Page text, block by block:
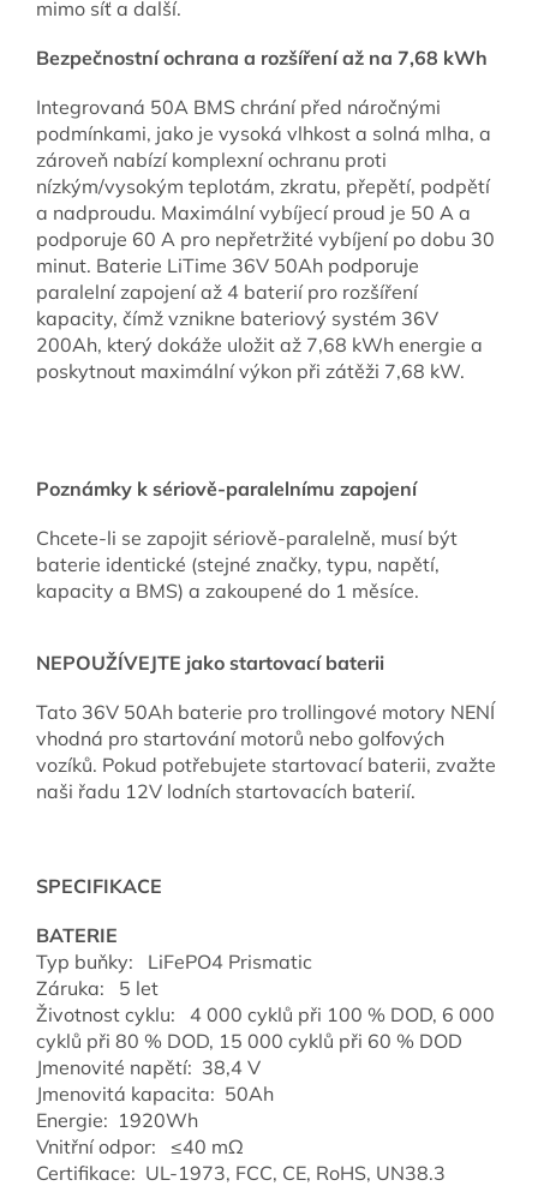
mimo síť a další.
Bezpečnostní ochrana a rozšíření až na 7,68 kWh
Integrovaná 50A BMS chrání před náročnými
podmínkami, jako je vysoká vlhkost a solná mlha, a
zároveň nabízí komplexní ochranu proti
nízkým/vysokým teplotám, zkratu, přepětí, podpětí
a nadproudu. Maximální vybíjecí proud je 50 A a
podporuje 60 A pro nepřetržité vybíjení po dobu 30
minut. Baterie LiTime 36V 50Ah podporuje
paralelní zapojení až 4 baterií pro rozšíření
kapacity, čímž vznikne bateriový systém 36V
200Ah, který dokáže uložit až 7,68 kWh energie a
poskytnout maximální výkon při zátěži 7,68 kW.
Poznámky k sériově-paralelnímu zapojení
Chcete-li se zapojit sériově-paralelně, musí být
baterie identické (stejné značky, typu, napětí,
kapacity a BMS) a zakoupené do 1 měsíce.
NEPOUŽÍVEJTE jako startovací baterii
Tato 36V 50Ah baterie pro trollingové motory NENÍ
vhodná pro startování motorů nebo golfových
vozíků. Pokud potřebujete startovací baterii, zvažte
naši řadu 12V lodních startovacích baterií.
SPECIFIKACE
BATERIE
Typ buňky: LiFePO4 Prismatic
Záruka: 5 let
Životnost cyklu: 4 000 cyklů při 100 % DOD, 6 000
cyklů při 80 % DOD, 15 000 cyklů při 60 % DOD
Jmenovité napětí: 38,4 V
Jmenovitá kapacita: 50Ah
Energie: 1920Wh
Vnitřní odpor: ≤40 mΩ
Certifikace: UL-1973, FCC, CE, RoHS, UN38.3